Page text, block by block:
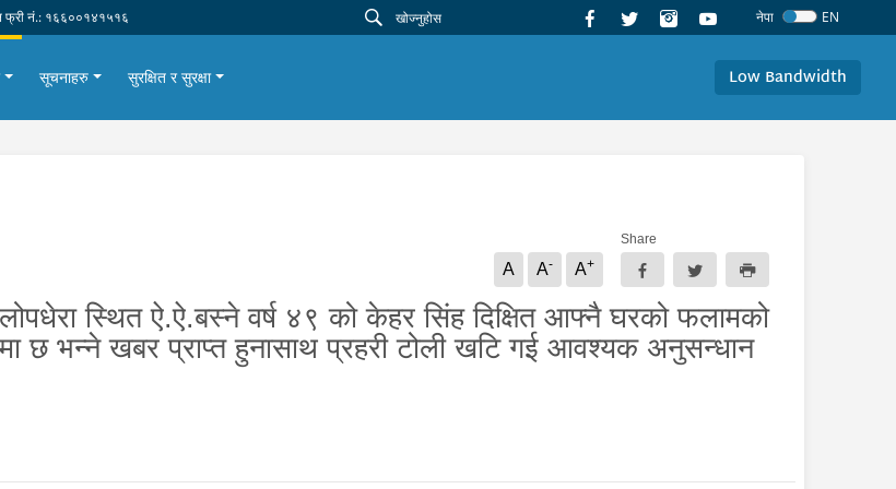
फ्री नं.: १६६००१४१५१६ नेपा EN
सूचनाहरु सुरक्षित र सुरक्षा Low Bandwidth
A A- A+
Share
स्थित ऐ.ऐ.बस्ने वर्ष ४९ को केहर सिंह दिक्षित आफ्नै घरको फलामको
छ भन्ने खबर प्राप्त हुनासाथ प्रहरी टोली खटि गई आवश्यक अनुसन्धान